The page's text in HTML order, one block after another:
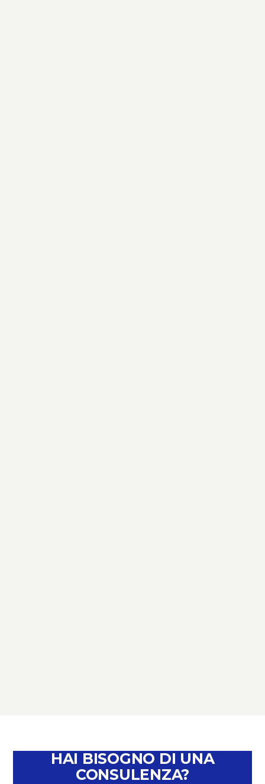
HAI BISOGNO DI UNA
CONSULENZA?